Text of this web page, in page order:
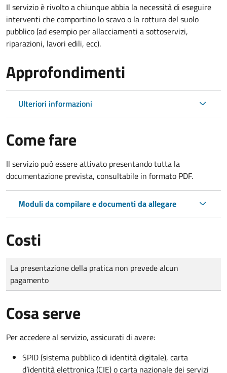
Il servizio è rivolto a chiunque abbia la necessità di eseguire
interventi che comportino lo scavo o la rottura del suolo
pubblico (ad esempio per allacciamenti a sottoservizi,
riparazioni, lavori edili, ecc).
Approfondimenti
Ulteriori informazioni
Come fare
Il servizio può essere attivato presentando tutta la
documentazione prevista, consultabile in formato PDF.
Moduli da compilare e documenti da allegare
Costi
Tipo di pagamento
Importo
La presentazione della pratica non prevede alcun
pagamento
Cosa serve
Per accedere al servizio, assicurati di avere:
SPID (sistema pubblico di identità digitale), carta
d’identità elettronica (CIE) o carta nazionale dei servizi